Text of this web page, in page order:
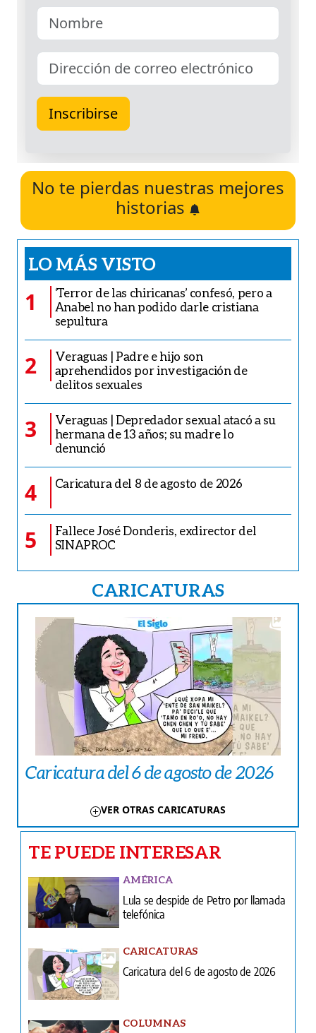
No te pierdas nuestras mejores
historias
LO MÁS VISTO
1
‘Terror de las chiricanas’ confesó, pero a
Anabel no han podido darle cristiana
sepultura
2
Veraguas | Padre e hijo son
aprehendidos por investigación de
delitos sexuales
3
Veraguas | Depredador sexual atacó a su
hermana de 13 años; su madre lo
denunció
4 Caricatura del 8 de agosto de 2026
5
Fallece José Donderis, exdirector del
SINAPROC
CARICATURAS
Caricatura del 6 de agosto de 2026
VER OTRAS CARICATURAS
TE PUEDE INTERESAR
AMÉRICA
Lula se despide de Petro por llamada
telefónica
CARICATURAS
Caricatura del 6 de agosto de 2026
COLUMNAS